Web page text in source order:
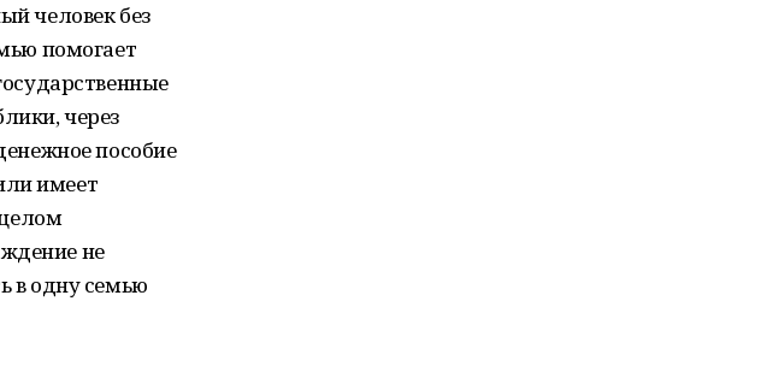
человек без
помогает
через
пособие
имеет
не
в одну семью